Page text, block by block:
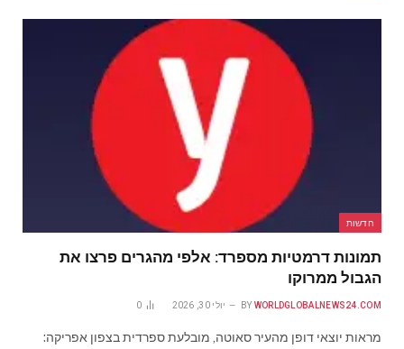
חדשות
תמונות דרמטיות מספרד: אלפי מהגרים פרצו את
הגבול ממרוקו
BY WORLDGLOBALNEWS24.COM יולי 30, 2026 0
מראות יוצאי דופן מהעיר סאוטה, מובלעת ספרדית בצפון אפריקה: